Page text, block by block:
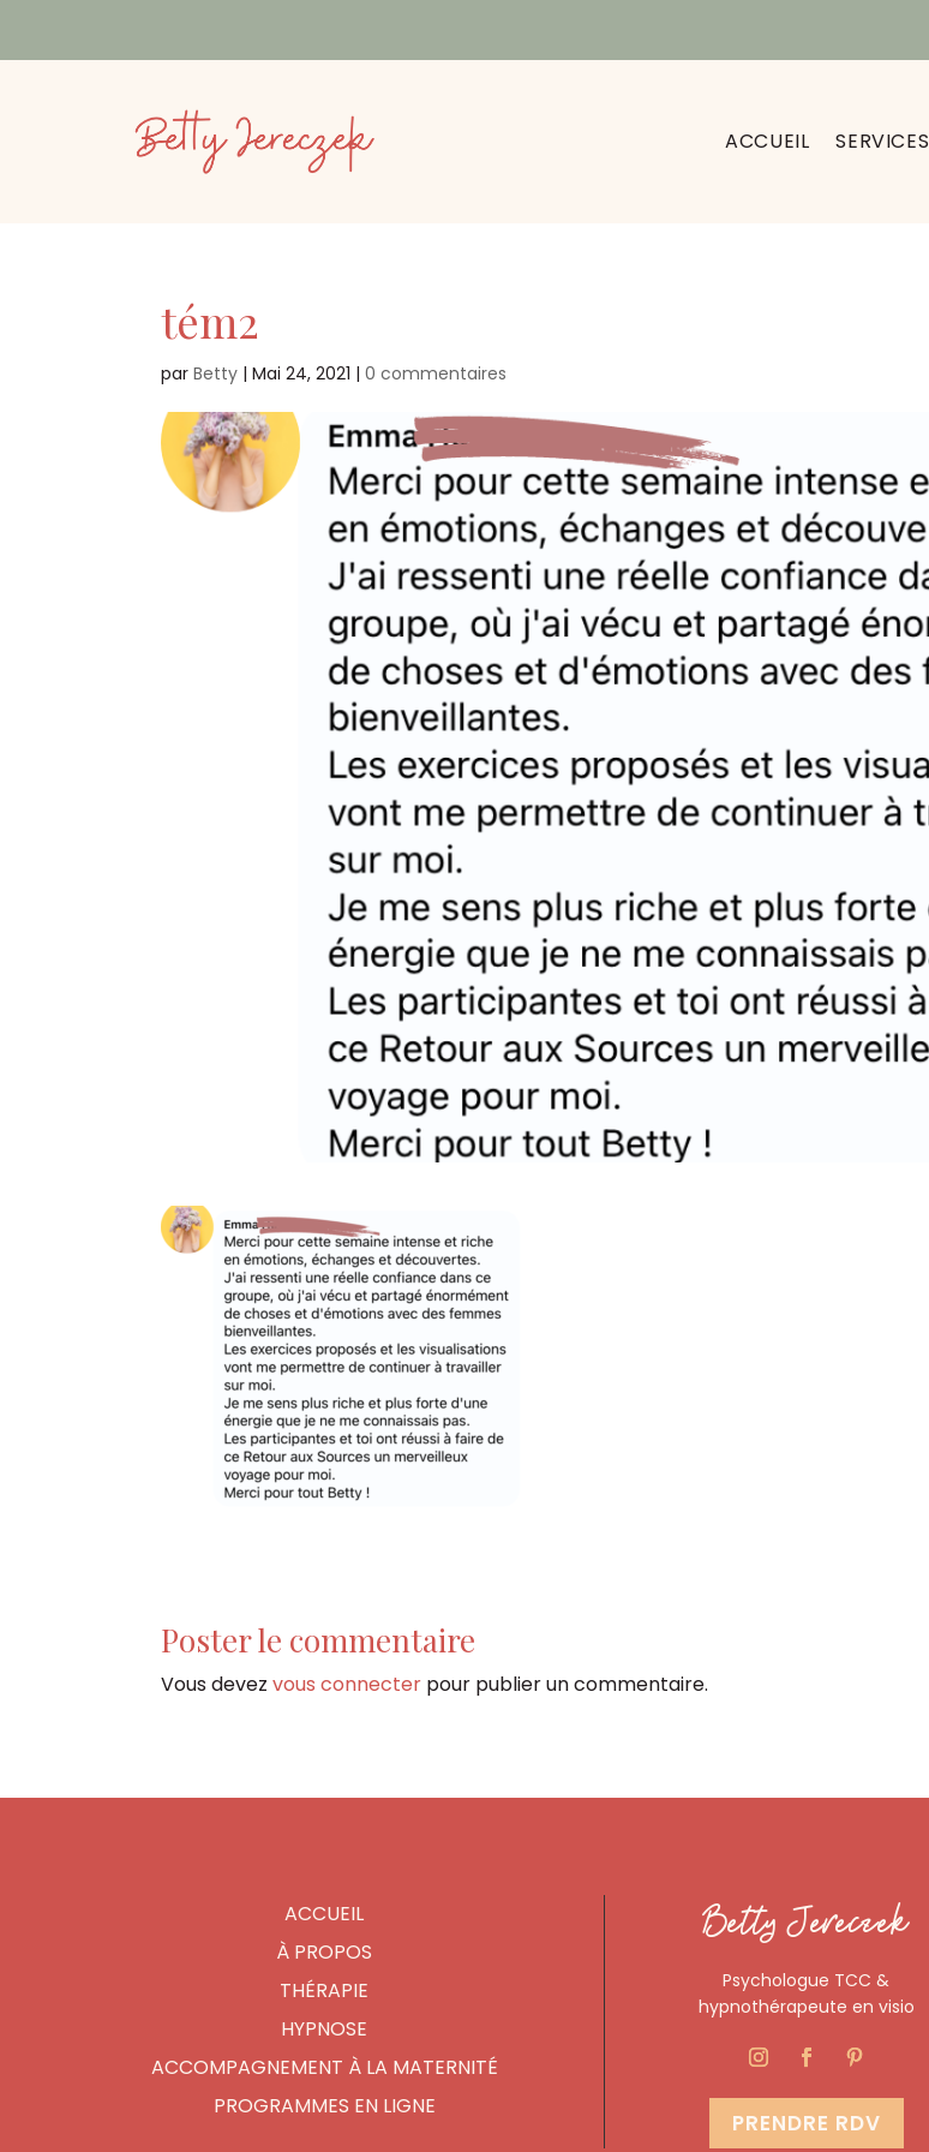
ACCUEIL SERVICES
tém2
parBetty |Mai 24, 2021 |0 commentaires
Poster le commentaire
Vous devezvous connecter pour publier un commentaire.
ACCUEIL
À PROPOS
THÉRAPIE
HYPNOSE
ACCOMPAGNEMENT À LA MATERNITÉ
PROGRAMMES EN LIGNE
Betty Jereczek
Psychologue TCC &
hypnothérapeute en visio
PRENDRE RDV